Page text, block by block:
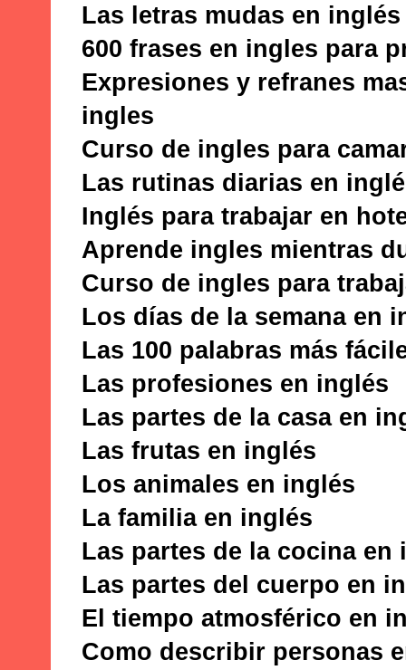
Las letras mudas en inglés
600 frases en ingles para
Expresiones y refranes
ingles
Curso de ingles para
Las rutinas diarias en
Inglés para trabajar en
Aprende ingles mientras
Curso de ingles para
Los días de la semana en
Las 100 palabras más
Las profesiones en inglés
Las partes de la casa en
Las frutas en inglés
Los animales en inglés
La familia en inglés
Las partes de la cocina en
Las partes del cuerpo en
El tiempo atmosférico en
Como describir personas